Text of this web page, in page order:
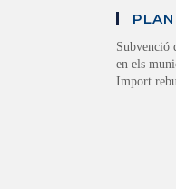
Subvenció
en els
Import